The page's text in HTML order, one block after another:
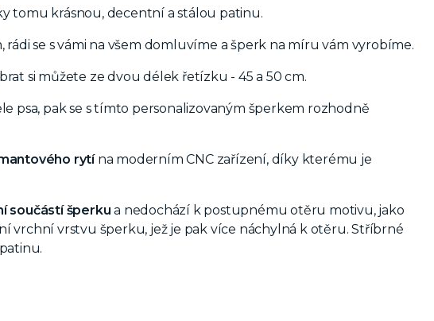
tomu krásnou, decentní a stálou patinu.
se s vámi na všem domluvíme a šperk na míru vám vyrobíme.
si můžete ze dvou délek řetízku - 45 a 50 cm.
psa, pak se s tímto personalizovaným šperkem rozhodně
rytína moderním CNC zařízení, díky kterému je
součástí šperku a nedochází k postupnému otěru motivu, jako
vrchní vrstvu šperku, jež je pak více náchylná k otěru. Stříbrné